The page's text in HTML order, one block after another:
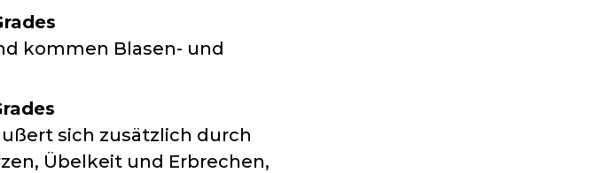
kommen Blasen- und
sich zusätzlich durch
Übelkeit und Erbrechen,